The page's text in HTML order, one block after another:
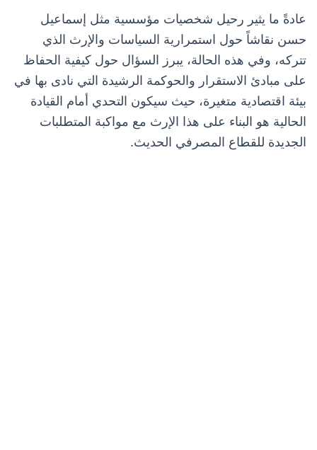
عادةً ما يثير رحيل شخصيات مؤسسية مثل إسماعيل
حسن نقاشاً حول استمرارية السياسات والإرث الذي
تتركه، وفي هذه الحالة، يبرز السؤال حول كيفية الحفاظ
على مبادئ الاستقرار والحوكمة الرشيدة التي نادى بها في
بيئة اقتصادية متغيرة، حيث سيكون التحدي أمام القيادة
الحالية هو البناء على هذا الإرث مع مواكبة المتطلبات
الجديدة للقطاع المصرفي الحديث.